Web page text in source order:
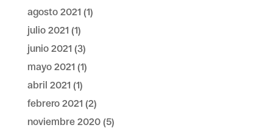
agosto 2021 (1)
julio 2021 (1)
junio 2021 (3)
mayo 2021 (1)
abril 2021 (1)
febrero 2021 (2)
noviembre 2020(5)